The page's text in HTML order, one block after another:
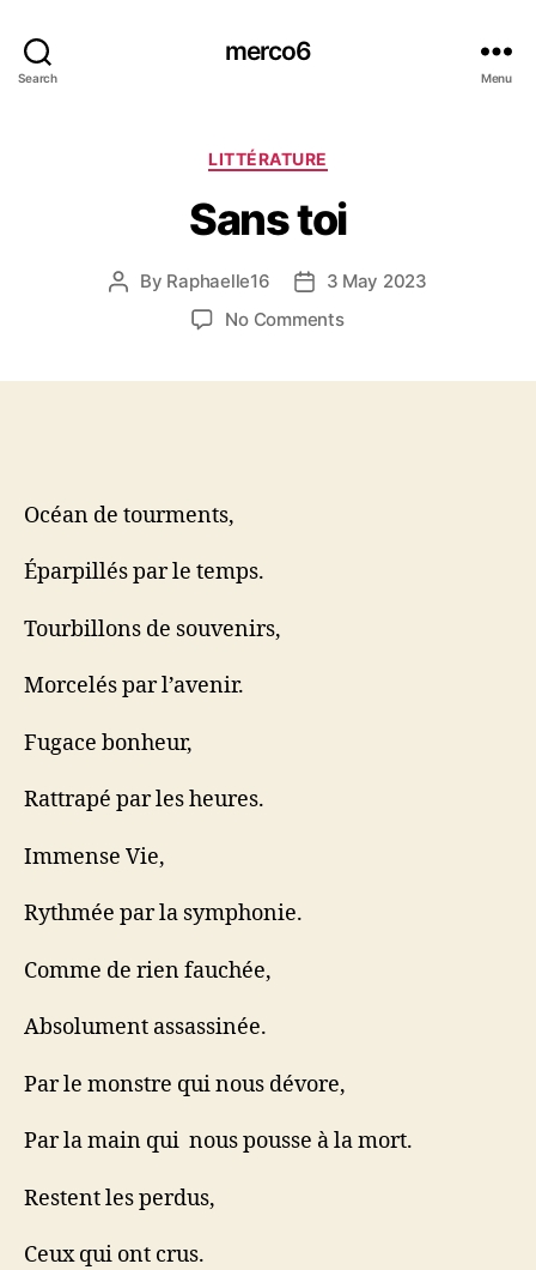
Search
merco6
Menu
Categories
LITTÉRATURE
Sans toi
Post
By Raphaelle16
Post3 May 2023
No Commentson
Océan de tourments,
Éparpillés par le temps.
Tourbillons de souvenirs,
Morcelés par l’avenir.
Fugace bonheur,
Rattrapé par les heures.
Immense Vie,
Rythmée par la symphonie.
Comme de rien fauchée,
Absolument assassinée.
Par le monstre qui nous dévore,
Par la main qui nous pousse à la mort.
Restent les perdus,
Ceux qui ont crus.